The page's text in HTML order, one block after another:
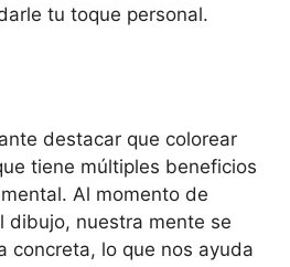
tu toque personal.
destacar que colorear
tiene múltiples beneficios
Al momento de
dibujo, nuestra mente se
concreta, lo que nos ayuda